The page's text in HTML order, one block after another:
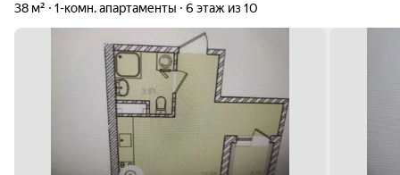
38 м² 1-комн. апартаменты 6 этаж из 10